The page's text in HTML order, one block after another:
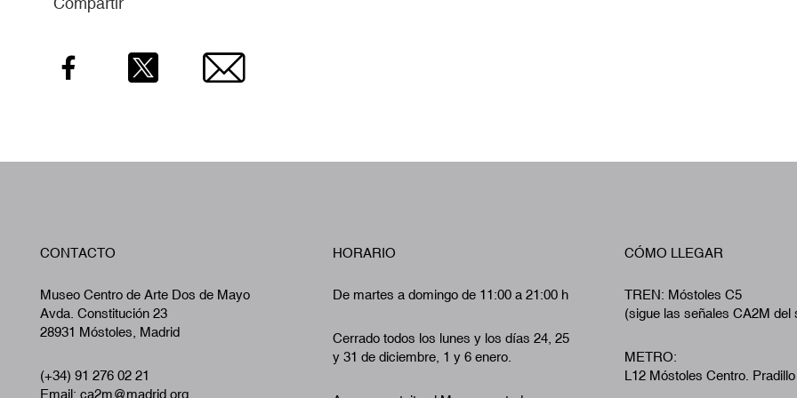
Facebook Email
CONTACTO
Museo Centro de Arte Dos de Mayo
Avda. Constitución 23
28931 Móstoles, Madrid
(+34) 91 276 02 21
Email: ca2m@madrid.org
HORARIO
De martes a domingo de 11:00 a 21:00 h
Cerrado todos los lunes y los días 24, 25
y 31 de diciembre, 1 y 6 enero.
CÓMO LLEGAR
TREN: Móstoles C5
(sigue las señales CA2M del
METRO:
L12 Móstoles Centro. Pradillo